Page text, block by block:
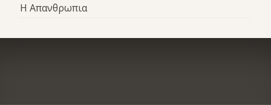
Η Απανθρωπια